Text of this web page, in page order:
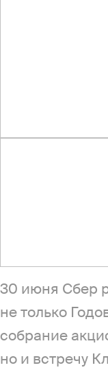
30 июня Сбер
не только
собрание
но и встречу